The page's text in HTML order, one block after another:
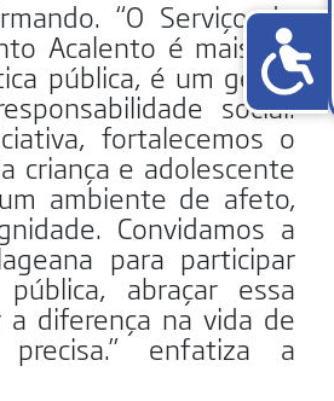
“O Serviço de
Acalento é mais do
pública, é um gesto
social.
fortalecemos o
criança e adolescente
ambiente de afeto,
Convidamos a
para participar
abraçar essa
a diferença na vida de
enfatiza a